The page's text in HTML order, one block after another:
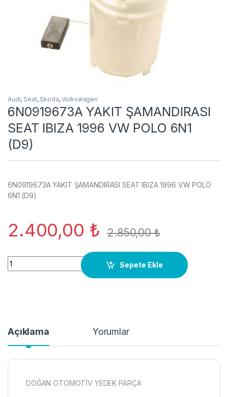
Audi, Seat, Skoda,Volkswagen
6N0919673A YAKIT ŞAMANDIRASI
SEAT IBIZA 1996 VW POLO 6N1
(D9)
6N0919673A YAKIT ŞAMANDIRASI SEAT IBIZA 1996 VW POLO
6N1 (D9)
2.400,00 ₺ 2.850,00₺
6N0919673A YAKIT ŞAMANDIRASI SEAT IBIZA 1996 VW
Sepete Ekle
Açıklama Yorumlar
DOĞAN OTOMOTİV YEDEK PARÇA